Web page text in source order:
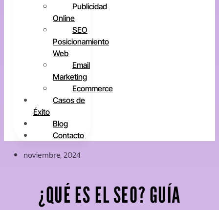
Publicidad
Online
SEO
Posicionamiento
Web
Email
Marketing
Ecommerce
Casos de
Éxito
Blog
Contacto
noviembre, 2024
¿QUÉ ES EL SEO? GUÍA